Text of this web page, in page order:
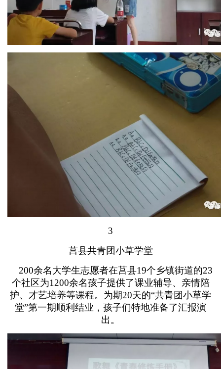
3
莒县共青团小草学堂
200余名大学生志愿者在莒县19个乡镇街道的23
个社区为1200余名孩子提供了课业辅导、亲情陪
护、才艺培养等课程。为期20天的“共青团小草学
堂”第一期顺利结业，孩子们特地准备了汇报演
出。